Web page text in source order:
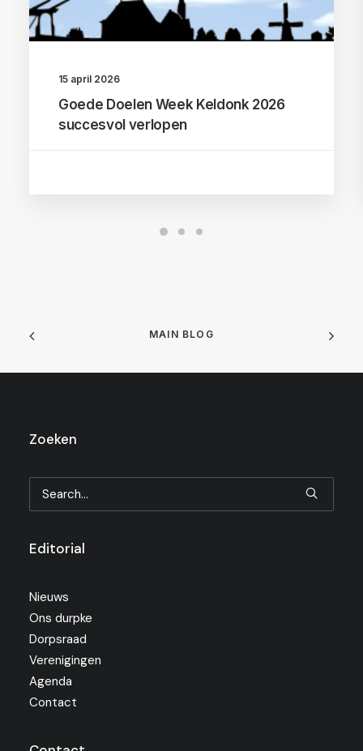
15 april 2026
Goede Doelen Week Keldonk 2026
succesvol verlopen
MAIN BLOG
Zoeken
Editorial
Nieuws
Ons durpke
Dorpsraad
Verenigingen
Agenda
Contact